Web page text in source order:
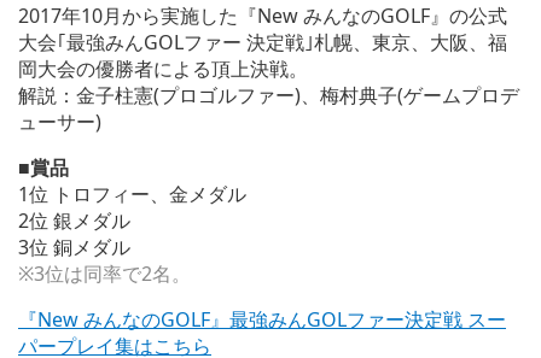
2017年10月から実施した『New みんなのGOLF』の公式
大会｢最強みんGOLファー 決定戦｣札幌、東京、大阪、福
岡大会の優勝者による頂上決戦。
解説：金子柱憲(プロゴルファー)、梅村典子(ゲームプロデ
ューサー)
■賞品
1位 トロフィー、金メダル
2位 銀メダル
3位 銅メダル
※3位は同率で2名。
『New みんなのGOLF』最強みんGOLファー決定戦 スー
パープレイ集はこちら